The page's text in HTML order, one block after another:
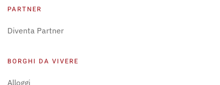
PARTNER
Diventa Partner
BORGHI DA VIVERE
Alloggi